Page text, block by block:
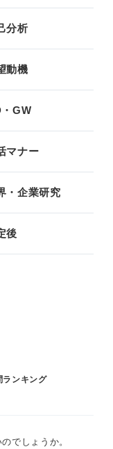
分析
動機
GW
マナー
・企業研究
後
ランキング
でしょうか。